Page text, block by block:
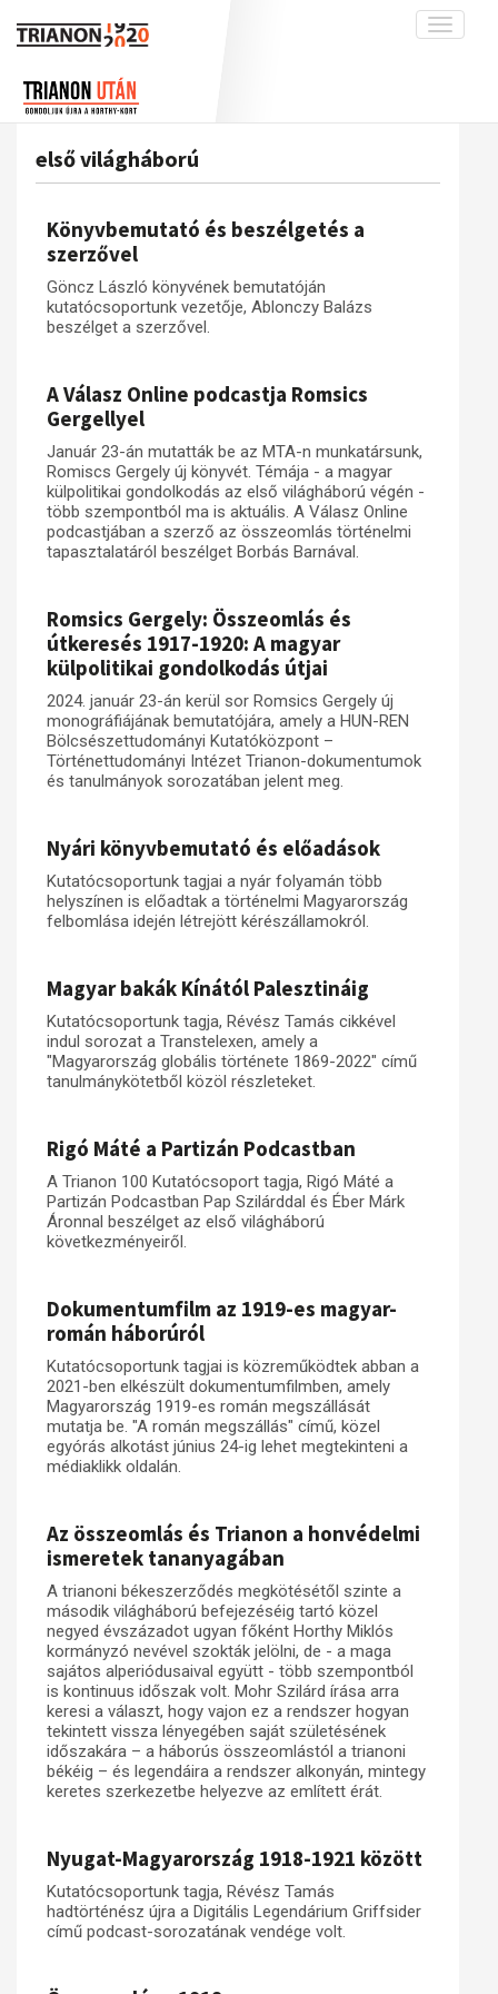
Toggle
interpretációk
A békerendszer megszilárdulása
Adatbázis
Emlékművek (feltöltés alatt)
Visszhang
Kapcsolat
Dokumentumok
A trianoni szerződés
Műhelymunkák
első világháború
Könyvbemutató és beszélgetés a
szerzővel
Göncz László könyvének bemutatóján
kutatócsoportunk vezetője, Ablonczy Balázs
beszélget a szerzővel.
A Válasz Online podcastja Romsics
Gergellyel
Január 23-án mutatták be az MTA-n munkatársunk,
Romiscs Gergely új könyvét. Témája - a magyar
külpolitikai gondolkodás az első világháború végén -
több szempontból ma is aktuális. A Válasz Online
podcastjában a szerző az összeomlás történelmi
tapasztalatáról beszélget Borbás Barnával.
Romsics Gergely: Összeomlás és
útkeresés 1917-1920: A magyar
külpolitikai gondolkodás útjai
2024. január 23-án kerül sor Romsics Gergely új
monográfiájának bemutatójára, amely a HUN-REN
Bölcsészettudományi Kutatóközpont –
Történettudományi Intézet Trianon-dokumentumok
és tanulmányok sorozatában jelent meg.
Nyári könyvbemutató és előadások
Kutatócsoportunk tagjai a nyár folyamán több
helyszínen is előadtak a történelmi Magyarország
felbomlása idején létrejött kérészállamokról.
Magyar bakák Kínától Palesztináig
Kutatócsoportunk tagja, Révész Tamás cikkével
indul sorozat a Transtelexen, amely a
"Magyarország globális története 1869-2022" című
tanulmánykötetből közöl részleteket.
Rigó Máté a Partizán Podcastban
A Trianon 100 Kutatócsoport tagja, Rigó Máté a
Partizán Podcastban Pap Szilárddal és Éber Márk
Áronnal beszélget az első világháború
következményeiről.
Dokumentumfilm az 1919-es magyar-
román háborúról
Kutatócsoportunk tagjai is közreműködtek abban a
2021-ben elkészült dokumentumfilmben, amely
Magyarország 1919-es román megszállását
mutatja be. "A román megszállás" című, közel
egyórás alkotást június 24-ig lehet megtekinteni a
médiaklikk oldalán.
Az összeomlás és Trianon a honvédelmi
ismeretek tananyagában
A trianoni békeszerződés megkötésétől szinte a
második világháború befejezéséig tartó közel
negyed évszázadot ugyan főként Horthy Miklós
kormányzó nevével szokták jelölni, de - a maga
sajátos alperiódusaival együtt - több szempontból
is kontinuus időszak volt. Mohr Szilárd írása arra
keresi a választ, hogy vajon ez a rendszer hogyan
tekintett vissza lényegében saját születésének
időszakára – a háborús összeomlástól a trianoni
békéig – és legendáira a rendszer alkonyán, mintegy
keretes szerkezetbe helyezve az említett érát.
Nyugat-Magyarország 1918-1921 között
Kutatócsoportunk tagja, Révész Tamás
hadtörténész újra a Digitális Legendárium Griffsider
című podcast-sorozatának vendége volt.